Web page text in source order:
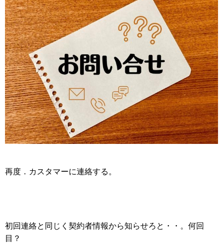
再度．カスタマーに連絡する。
初回連絡と同じく契約者情報から知らせろと・・。何回
目？